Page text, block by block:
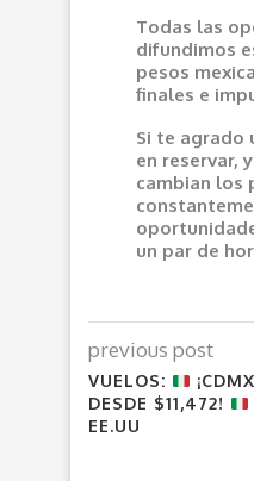
Todas las
difundimos
pesos
finales e
Si te agrado
en reservar,
cambian los
un par de
previous post
VUELOS:
DESDE $11,472!
EE.UU